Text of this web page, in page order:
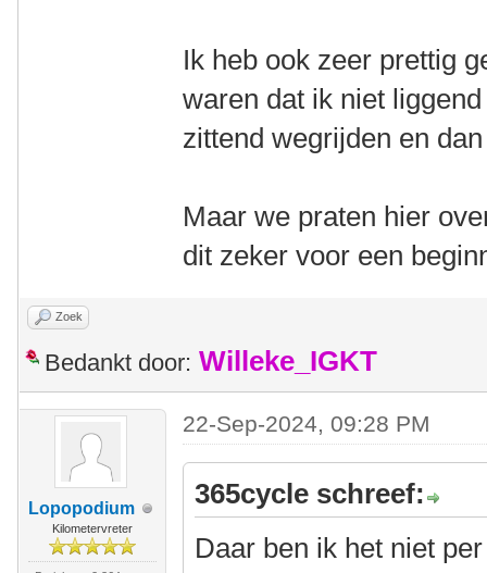
Ik heb ook zeer prettig
waren dat ik niet
zittend wegrijden en
Maar we praten hier
dit zeker voor een
Zoek
Bedankt door: Willeke_IGKT
Lopopodium
Kilometervreter
22-Sep-2024, 09:28 PM
365cycle schreef:
Daar ben ik het niet